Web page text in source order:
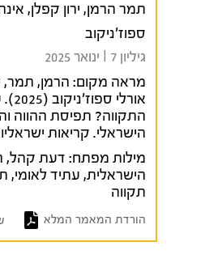
תמר הרמן, ירון קפלן,
ספוז'ניקוב
גיליון 7 I ינואר 2025
מראה מקום: הרמן, תמר,
התקווה? תפיסת ההווה
הישראלי. קריאות ישראליות 7, 42-
מילות מפתח: דעת קהל,
הישראלית, עתיד לאומי,
תקווה
הורדת המאמר המלא